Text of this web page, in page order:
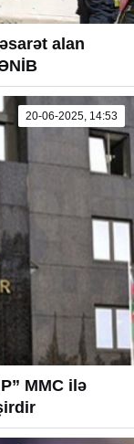
alan
20-06-2025, 14:53
MMC ilə